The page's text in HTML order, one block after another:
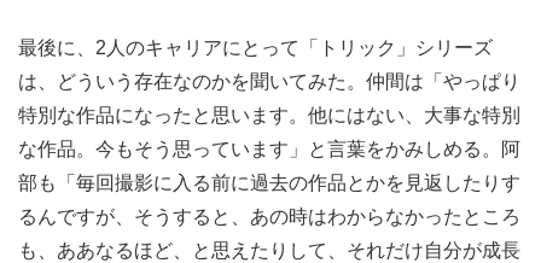
最後に、2人のキャリアにとって「トリック」シリーズ
は、どういう存在なのかを聞いてみた。仲間は「やっぱり
特別な作品になったと思います。他にはない、大事な特別
な作品。今もそう思っています」と言葉をかみしめる。阿
部も「毎回撮影に入る前に過去の作品とかを見返したりす
るんですが、そうすると、あの時はわからなかったところ
も、ああなるほど、と思えたりして、それだけ自分が成長